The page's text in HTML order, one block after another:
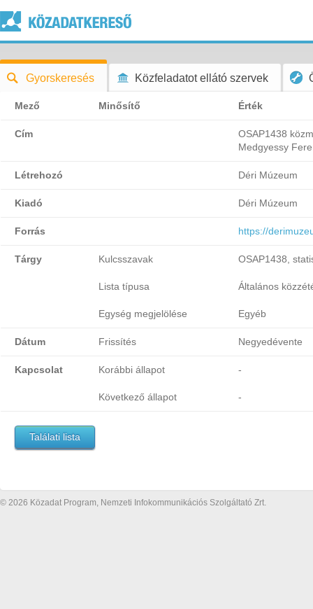
Gyorskeresés Közfeladatot ellátó szervek
Mező Minősítő Érték
Cím
OSAP1438
Medgyessy
Létrehozó Déri Múzeum
Kiadó Déri Múzeum
Forrás https://
Tárgy Kulcsszavak OSAP1438,
Lista típusa Általános
Egység megjelölése Egyéb
Dátum Frissítés Negyedévente
Kapcsolat Korábbi állapot -
Következő állapot -
Találati lista
© 2026 Közadat Program, Nemzeti Infokommunikációs Szolgáltató Zrt.